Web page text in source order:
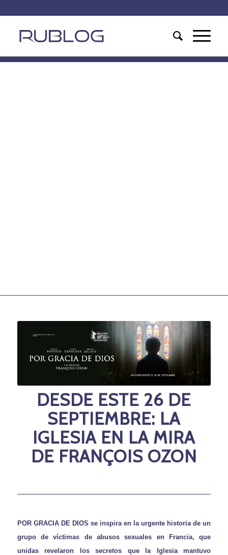
DESDE ESTE 26 DE
SEPTIEMBRE: LA
IGLESIA EN LA MIRA
DE FRANCOIS OZON
POR GRACIA DE DIOS se inspira en la urgente historia de un
grupo de víctimas de abusos sexuales en Francia,que
unidas revelaron los secretos que la Iglesia mantuvo